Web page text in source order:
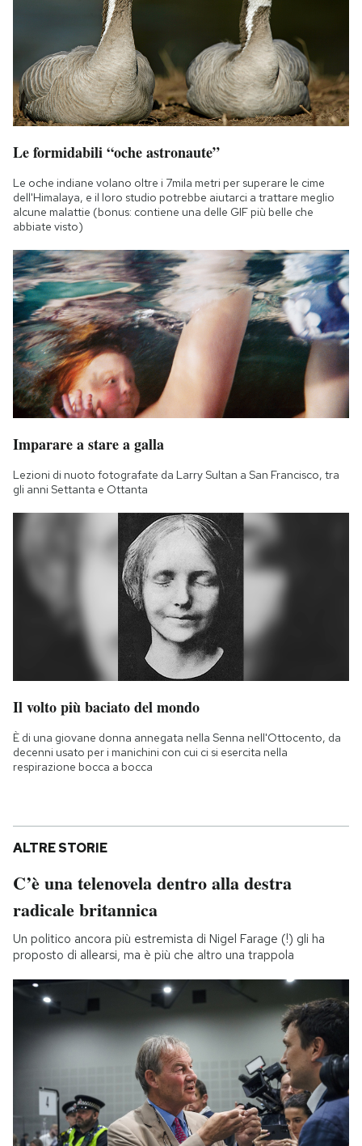
Le formidabili “oche astronaute”
Le oche indiane volano oltre i 7mila metri per superare le cime
dell'Himalaya, e il loro studio potrebbe aiutarci a trattare meglio
alcune malattie (bonus: contiene una delle GIF più belle che
abbiate visto)
Imparare a stare a galla
Lezioni di nuoto fotografate da Larry Sultan a San Francisco, tra
gli anni Settanta e Ottanta
Il volto più baciato del mondo
È di una giovane donna annegata nella Senna nell'Ottocento, da
decenni usato per i manichini con cui ci si esercita nella
respirazione bocca a bocca
ALTRE STORIE
C’è una telenovela dentro alla destra
radicale britannica
Un politico ancora più estremista di Nigel Farage (!) gli ha
proposto di allearsi, ma è più che altro una trappola